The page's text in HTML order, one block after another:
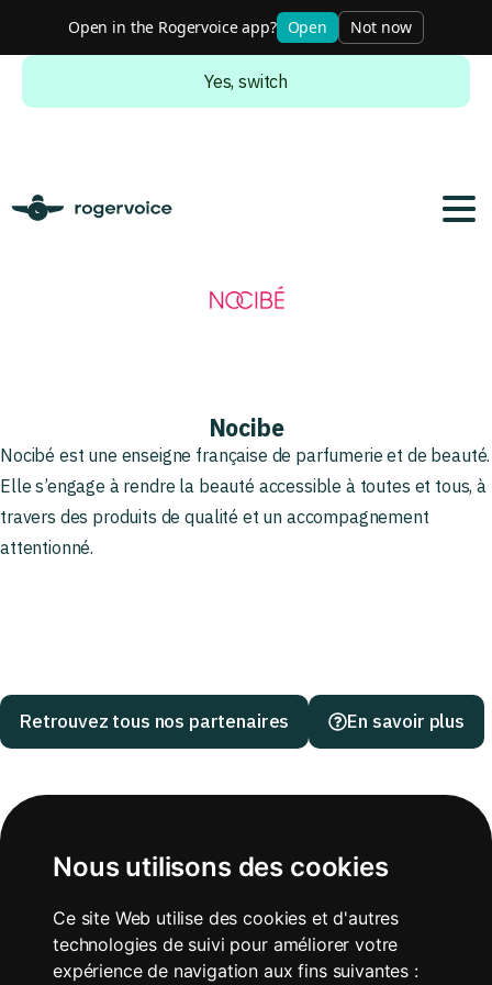
Nous utilisons des cookies
Ce site Web utilise des cookies et d'autres
technologies de suivi pour améliorer votre
expérience de navigation aux fins suivantes :
Do you want to switch to the english version?
Yes, switch
Nocibe
Nocibé est une enseigne française de parfumerie et de beauté.
Elle s’engage à rendre la beauté accessible à toutes et tous, à
travers des produits de qualité et un accompagnement
attentionné.
Retrouvez tous nos partenaires En savoir plus
Open in the Rogervoice app? Open Not now